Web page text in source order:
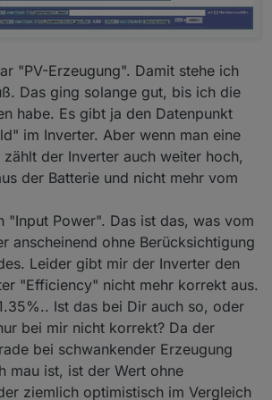
Verständnis. Das im Detail zu erklären
warum ist dann manchmal zweitrangig. ;)
Blockly Export:
Blockly Export.txt
"PV-Erzeugung". Damit stehe ich
Das ging solange gut, bis ich die
habe. Es gibt ja den Datenpunkt
im Inverter. Aber wenn man eine
zählt der Inverter auch weiter hoch,
der Batterie und nicht mehr vom
"Input Power". Das ist das, was vom
anscheinend ohne Berücksichtigung
Leider gibt mir der Inverter den
"Efficiency" nicht mehr korrekt aus.
Ist das bei Dir auch so, oder
bei mir nicht korrekt? Da der
bei schwankender Erzeugung
mau ist, ist der Wert ohne
ziemlich optimistisch im Vergleich